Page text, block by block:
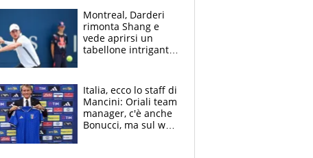
Montreal, Darderi
rimonta Shang e
vede aprirsi un
tabellone intrigante:
felice del mio livello"
Italia, ecco lo staff di
Mancini: Oriali team
manager, c'è anche
Bonucci, ma sul web